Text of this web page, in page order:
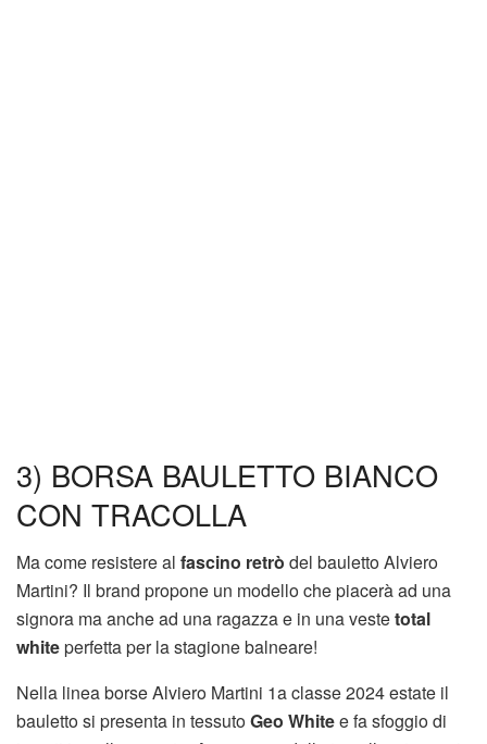
3) BORSA BAULETTO BIANCO
CON TRACOLLA
Ma come resistere al fascino retrò del bauletto Alviero
Martini? Il brand propone un modello che piacerà ad una
signora ma anche ad una ragazza e in una vestetotal
whiteperfetta per la stagione balneare!
Nella linea borse Alviero Martini 1a classe 2024 estate il
bauletto si presenta in tessutoGeo Whitee fa sfoggio di